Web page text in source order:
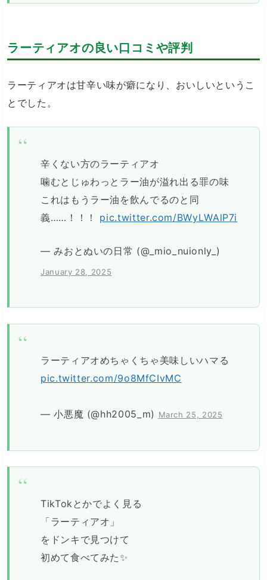
ラーティアオの良い口コミや評判
ラーティアオは甘辛い味が癖になり、おいしいというこ
とでした。
辛くない方のラーティアオ
噛むとじゅわっとラー油が溢れ出る罪の味
これはもうラー油を飲んでるのと同
義……！！！ pic.twitter.com/BWyLWAlP7i
— みおとぬいの日常 (@_mio_nuionly_)
January 28, 2025
ラーティアオめちゃくちゃ美味しいハマる
pic.twitter.com/9o8MfCIvMC
— 小悪魔 (@hh2005_m) March 25, 2025
TikTokとかでよく見る
「ラーティアオ」
をドンキで見つけて
初めて食べてみた✨